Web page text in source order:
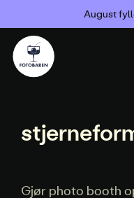
August
Gjør photo booth